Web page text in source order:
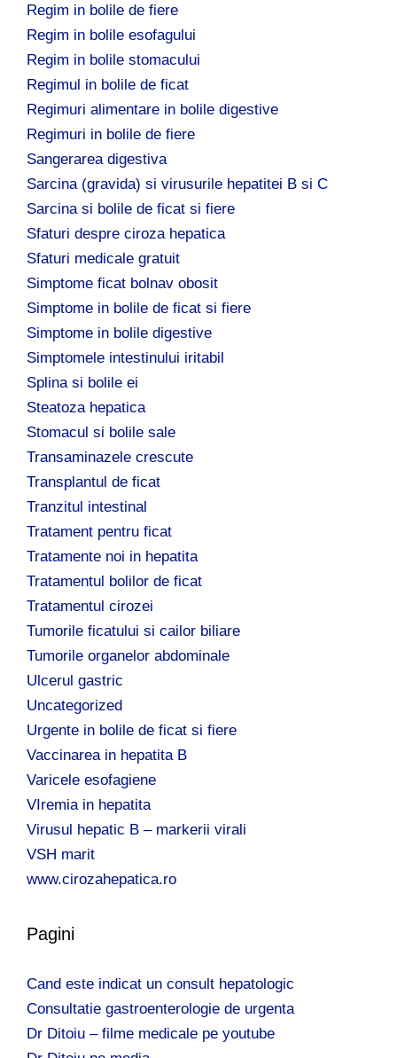
Regim in bolile de fiere
Regim in bolile esofagului
Regim in bolile stomacului
Regimul in bolile de ficat
Regimuri alimentare in bolile digestive
Regimuri in bolile de fiere
Sangerarea digestiva
Sarcina (gravida) si virusurile hepatitei B si C
Sarcina si bolile de ficat si fiere
Sfaturi despre ciroza hepatica
Sfaturi medicale gratuit
Simptome ficat bolnav obosit
Simptome in bolile de ficat si fiere
Simptome in bolile digestive
Simptomele intestinului iritabil
Splina si bolile ei
Steatoza hepatica
Stomacul si bolile sale
Transaminazele crescute
Transplantul de ficat
Tranzitul intestinal
Tratament pentru ficat
Tratamente noi in hepatita
Tratamentul bolilor de ficat
Tratamentul cirozei
Tumorile ficatului si cailor biliare
Tumorile organelor abdominale
Ulcerul gastric
Uncategorized
Urgente in bolile de ficat si fiere
Vaccinarea in hepatita B
Varicele esofagiene
VIremia in hepatita
Virusul hepatic B – markerii virali
VSH marit
www.cirozahepatica.ro
Pagini
Cand este indicat un consult hepatologic
Consultatie gastroenterologie de urgenta
Dr Ditoiu – filme medicale pe youtube